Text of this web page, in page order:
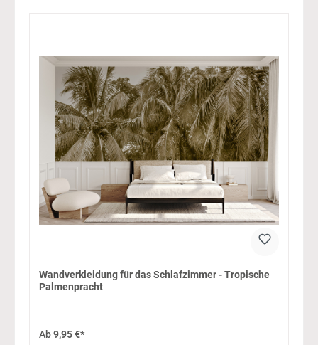
Wandverkleidung für das Schlafzimmer - Tropische
Palmenpracht
Ab9,95 €*